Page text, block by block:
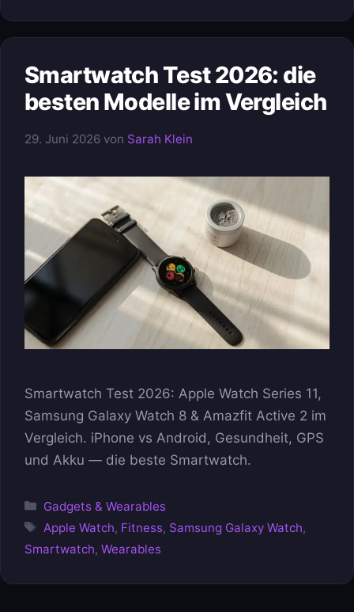
Smartwatch Test 2026: die
besten Modelle im Vergleich
29. Juni 2026 von Sarah Klein
Smartwatch Test 2026: Apple Watch Series 11,
Samsung Galaxy Watch 8 & Amazfit Active 2 im
Vergleich. iPhone vs Android, Gesundheit, GPS
und Akku — die beste Smartwatch.
Kategorien
Gadgets & Wearables
Schlagwörter
Apple Watch, Fitness, Samsung Galaxy Watch,
Smartwatch, Wearables